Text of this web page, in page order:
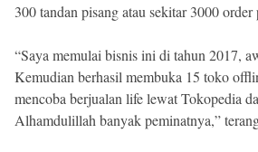
300 tandan pisang atau sekitar 3000 order
“Saya memulai bisnis ini di tahun 2017,
Kemudian berhasil membuka 15 toko
mencoba berjualan life lewat Tokopedia
Alhamdulillah banyak peminatnya,”